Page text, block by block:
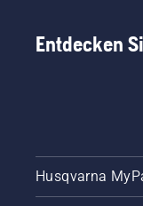
Entdecken
Husqvarna